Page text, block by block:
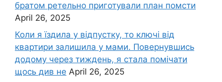
братом ретельно приготували план помсти
April 26, 2025
Коли я їздила у відпустку, то ключі від
квартири залишила у мами. Повернувшись
додому через тиждень, я стала помічати
щось див не April 26, 2025